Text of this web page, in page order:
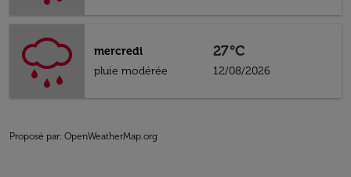
mercredi
pluie modérée
27°C
12/08/2026
Proposé par: OpenWeatherMap.org